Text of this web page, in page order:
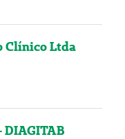
Clínico Ltda
DIAGITAB